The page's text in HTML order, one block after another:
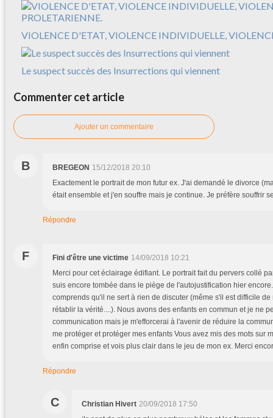
VIOLENCE D'ETAT, VIOLENCE INDIVIDUELLE,
Le suspect succès des Insurrections qui viennent
Commenter cet article
Ajouter un commentaire
B BREGEON 15/12/2018 20:10
Exactement le portrait de mon futur ex. J'ai demandé le divorce
était ensemble et j'en souffre mais je continue. Je préfère souffrir
Répondre
F Fini d'être une victime 14/09/2018 10:21
Merci pour cet éclairage édifiant. Le portrait fait du pervers collé
suis encore tombée dans le piège de l'autojustification hier
comprends qu'il ne sert à rien de discuter (même s'il est difficile
rétablir la vérité....). Nous avons des enfants en commun et je ne
communication mais je m'efforcerai à l'avenir de réduire la
me protéger et protéger mes enfants Vous avez mis des mots sur
enfin comprise et vois plus clair dans le jeu de mon ex. Merci
Répondre
C Christian Hivert 20/09/2018 17:50